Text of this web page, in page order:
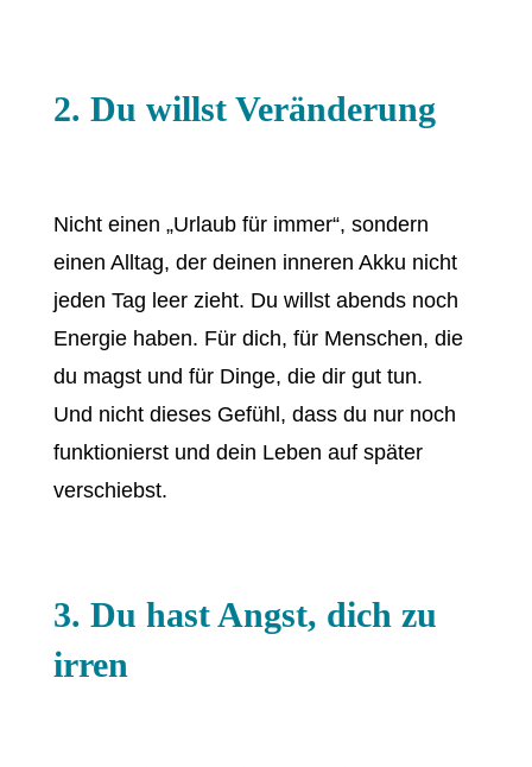
2. Du willst Veränderung
Nicht einen „Urlaub für immer“, sondern
einen Alltag, der deinen inneren Akku nicht
jeden Tag leer zieht. Du willst abends noch
Energie haben. Für dich, für Menschen, die
du magst und für Dinge, die dir gut tun.
Und nicht dieses Gefühl, dass du nur noch
funktionierst und dein Leben auf später
verschiebst.
3. Du hast Angst, dich zu
irren